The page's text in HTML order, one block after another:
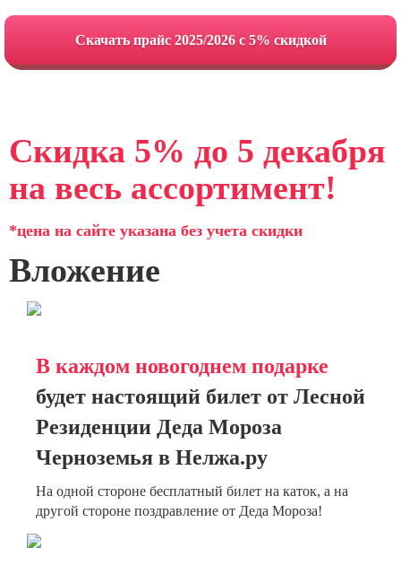
Cкачать прайс 2025/2026 с 5% скидкой
Скидка 5% до 5 декабря
на весь ассортимент!
*цена на сайте указана без учета скидки
Вложение
В каждом новогоднем подарке
будет настоящий билет от Лесной
Резиденции Деда Мороза
Черноземья в Нелжа.ру
На одной стороне бесплатный билет на каток, а на
другой стороне поздравление от Деда Мороза!